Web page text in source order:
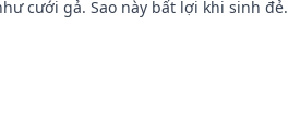
cưới gả. Sao này bất lợi khi sinh đẻ.